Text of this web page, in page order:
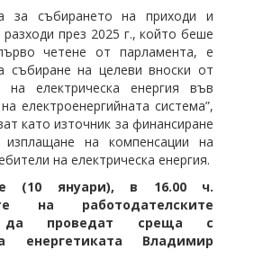
за събирането на приходи и
през 2025 г., който беше
четене от парламента, е
събиране на целеви вноски от
на електрическа енергия във
електроенергийната система”,
като източник за финансиране
на компенсации на
на електрическа енергия.
(10 януари), в 16.00 ч.
на работодателските
да проведат среща с
енергетиката Владимир